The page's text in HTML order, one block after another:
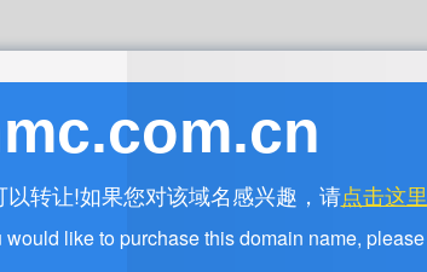
以转让!如果您对该域名感兴趣，请点击这里
would like to purchase this domain name, please